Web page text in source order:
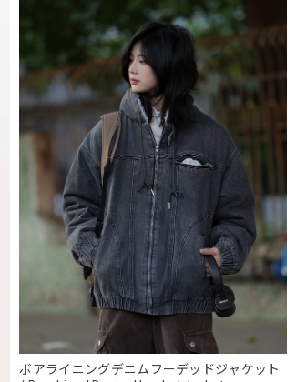
ンバー / Hooded Stadium Jumper
ネックレス / NCLLW Original Dog Tag Necklace
ット / Stand Collar Retro Jacket
/ Button Accent Polo Shirt
ボアライニングデニムフーデッドジャケット